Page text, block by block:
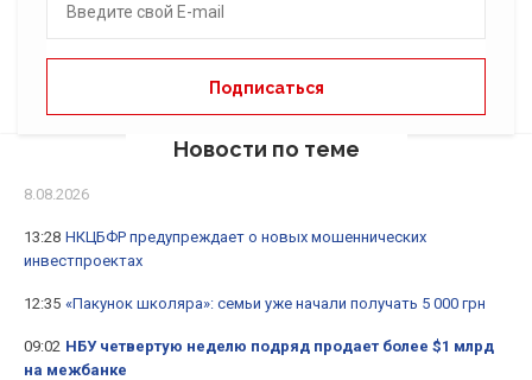
Новости по теме
8.08.2026
13:28 НКЦБФР предупреждает о новых мошеннических
инвестпроектах
12:35 «Пакунок школяра»: семьи уже начали получать 5 000 грн
09:02 НБУ четвертую неделю подряд продает более $1 млрд
на межбанке